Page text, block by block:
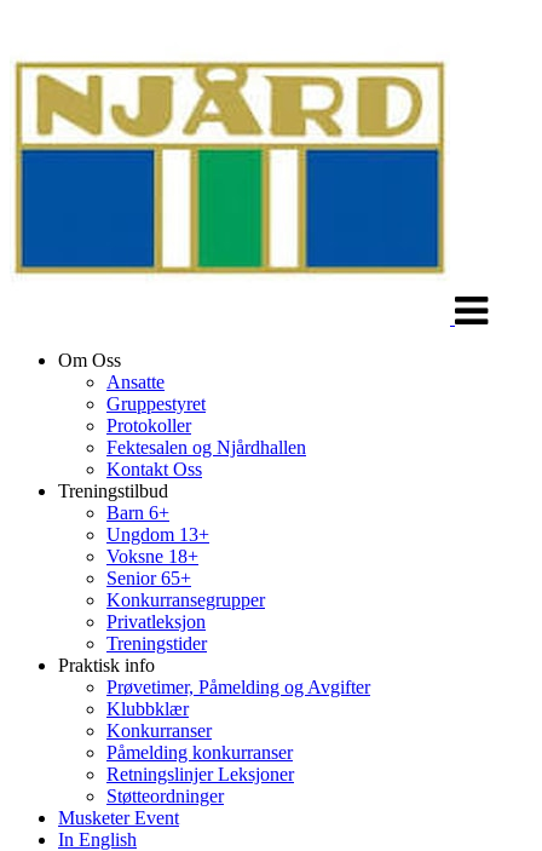
Om Oss
Ansatte
Gruppestyret
Protokoller
Fektesalen og Njårdhallen
Kontakt Oss
Treningstilbud
Barn 6+
Ungdom 13+
Voksne 18+
Senior 65+
Konkurransegrupper
Privatleksjon
Treningstider
Praktisk info
Prøvetimer, Påmelding og Avgifter
Klubbklær
Konkurranser
Påmelding konkurranser
Retningslinjer Leksjoner
Støtteordninger
Musketer Event
In English